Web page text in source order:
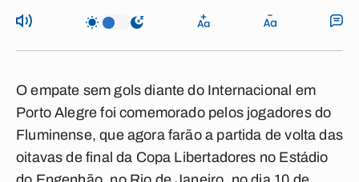
O empate sem gols diante do Internacional em
Porto Alegre foi comemorado pelos jogadores do
Fluminense, que agora farão a partida de volta das
oitavas de final da Copa Libertadores no Estádio